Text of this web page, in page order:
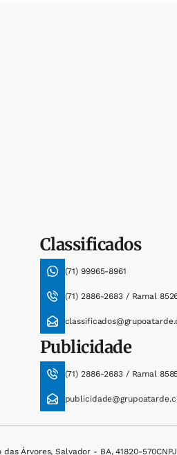
Classificados
(71) 99965-8961
(71) 2886-2683 / Ramal
Publicidade
(71) 2886-2683 / Ramal
Árvores, Salvador - BA, 41820-570